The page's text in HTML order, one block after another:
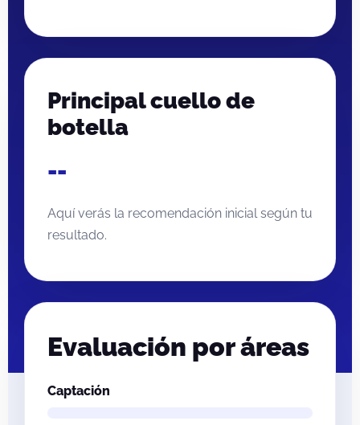
Principal cuello de
botella
--
Aquí verás la recomendación inicial según tu
resultado.
Evaluación por áreas
Captación